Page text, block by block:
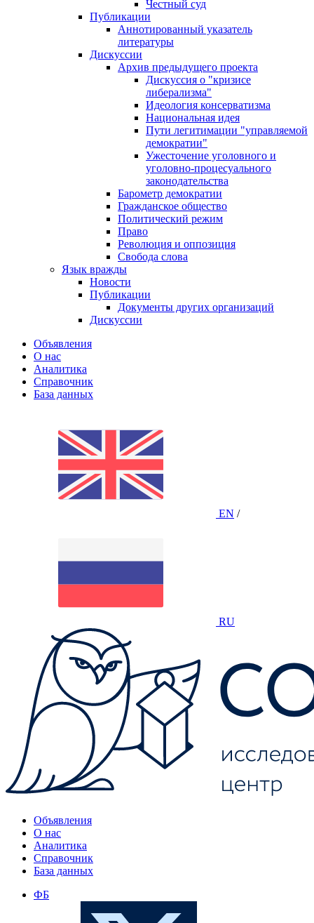
Честный суд
Публикации
Аннотированный указатель
литературы
Дискуссии
Архив предыдущего проекта
Дискуссия о "кризисе
либерализма"
Идеология консерватизма
Национальная идея
Пути легитимации "управляемой
демократии"
Ужесточение уголовного и
уголовно-процесуального
законодательства
Барометр демократии
Гражданское общество
Политический режим
Право
Революция и оппозиция
Свобода слова
Язык вражды
Новости
Публикации
Документы других организаций
Дискуссии
Объявления
О нас
Аналитика
Справочник
База данных
EN /
RU
Объявления
О нас
Аналитика
Справочник
База данных
ФБ